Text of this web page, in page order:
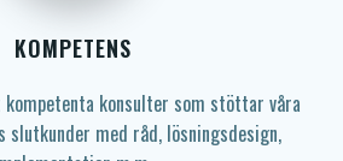
KOMPETENS
konsulter som stöttar våra
slutkunder med råd, lösningsdesign,